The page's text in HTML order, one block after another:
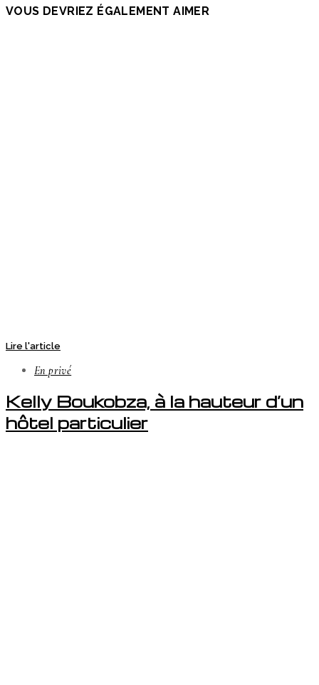
VOUS DEVRIEZ ÉGALEMENT AIMER
Lire l'article
En privé
Kelly Boukobza, à la hauteur d’un
hôtel particulier